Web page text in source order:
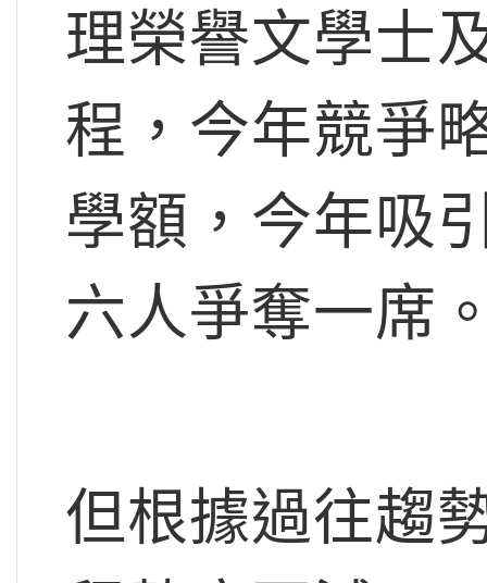
理榮譽文學士
程，今年競爭
學額，今年吸
六人爭奪一席
但根據過往趨